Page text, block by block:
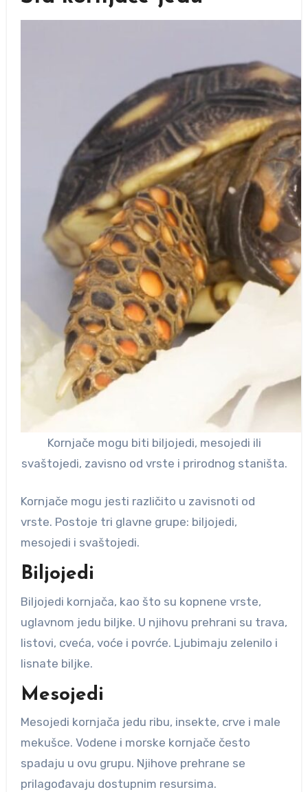
Kornjače mogu biti biljojedi, mesojedi ili
svaštojedi, zavisno od vrste i prirodnog staništa.
Kornjače mogu jesti različito u zavisnoti od
vrste. Postoje tri glavne grupe: biljojedi,
mesojedi i svaštojedi.
Biljojedi
Biljojedi kornjača, kao što su kopnene vrste,
uglavnom jedu biljke. U njihovu prehrani su trava,
listovi, cveća, voće i povrće. Ljubimaju zelenilo i
lisnate biljke.
Mesojedi
Mesojedi kornjača jedu ribu, insekte, crve i male
mekušce. Vodene i morske kornjače često
spadaju u ovu grupu. Njihove prehrane se
prilagođavaju dostupnim resursima.